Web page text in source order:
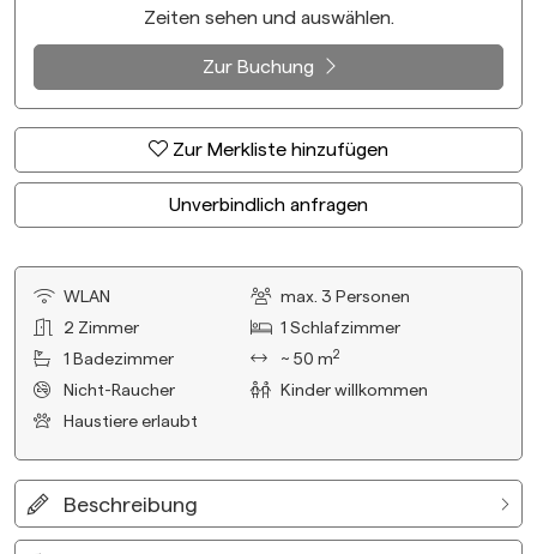
Zeiten sehen und auswählen.
Zur Buchung
Zur Merkliste hinzufügen
Unverbindlich anfragen
WLAN max. 3 Personen
2 Zimmer 1Schlafzimmer
1 Badezimmer ~ 50 m2
Nicht-Raucher
Kinder willkommen
Haustiere erlaubt
Beschreibung